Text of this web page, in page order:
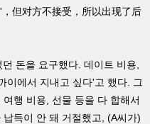
但对方不接受，所以出现了后
돈을 요구했다. 데이트 비용,
이에서 지내고 싶다'고 했다. 그
행 비용, 선물 등을 다 합해서
득이 안 돼 거절했고, (A씨가)